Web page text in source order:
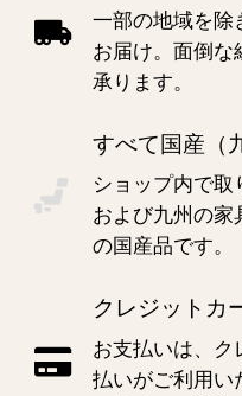
一部の地域を除
お届け。面倒な
承ります。
すべて国産（
ショップ内で取
および九州の家
の国産品です。
クレジットカ
お支払いは、ク
払いがご利用い